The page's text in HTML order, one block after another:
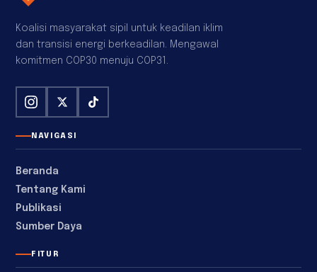
Koalisi masyarakat sipil untuk keadilan iklim
dan transisi energi berkeadilan. Mengawal
komitmen COP30 menuju COP31.
NAVIGASI
Beranda
Tentang Kami
Publikasi
Sumber Daya
FITUR